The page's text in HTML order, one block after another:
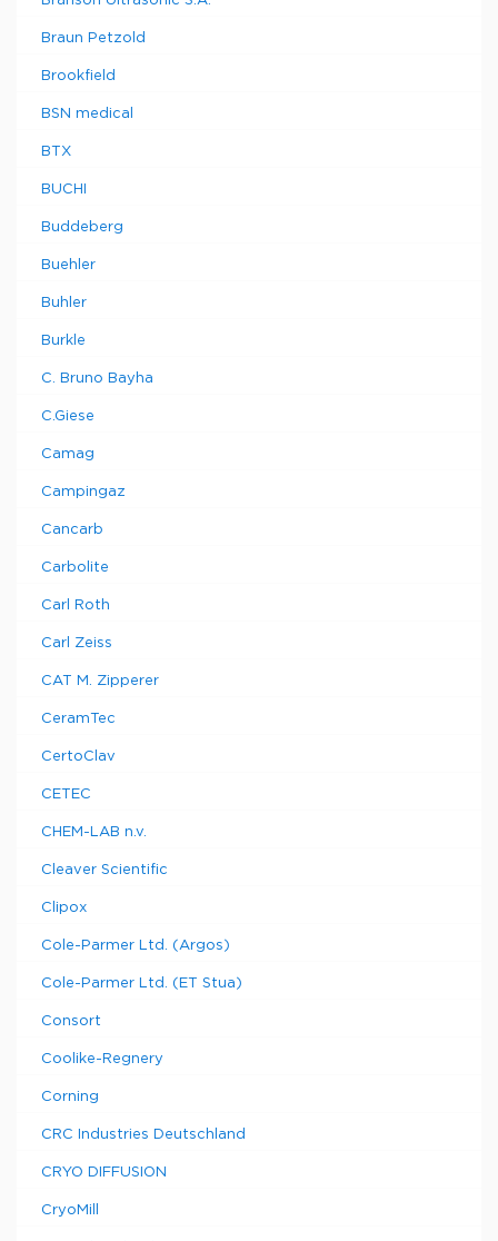
Braun Petzold
Brookfield
BSN medical
BTX
BUCHI
Buddeberg
Buehler
Buhler
Burkle
C. Bruno Bayha
C.Giese
Camag
Campingaz
Cancarb
Carbolite
Carl Roth
Carl Zeiss
CAT M. Zipperer
CeramTec
CertoClav
CETEC
CHEM-LAB n.v.
Cleaver Scientific
Clipox
Cole-Parmer Ltd. (Argos)
Cole-Parmer Ltd. (ET Stua)
Consort
Coolike-Regnery
Corning
CRC Industries Deutschland
CRYO DIFFUSION
CryoMill